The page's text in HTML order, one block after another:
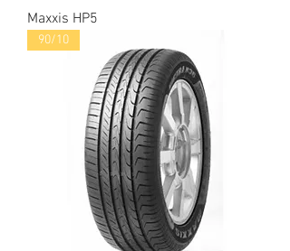
Maxxis HP5
90/10